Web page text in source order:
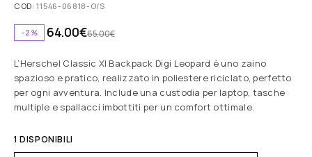
COD:11546-06818-O/S
-2% 65.00€
64.00€
L’Herschel Classic Xl Backpack Digi Leopard è uno zaino
spazioso e pratico, realizzato in poliestere riciclato, perfetto
per ogni avventura. Include una custodia per laptop, tasche
multiple e spallacci imbottiti per un comfort ottimale.
1 DISPONIBILI